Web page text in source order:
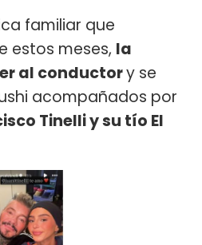
familiar que
estos meses, la
al conductory se
acompañados por
Tinelli y su tío El